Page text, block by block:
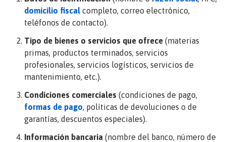
domicilio fiscal completo, correo electrónico,
teléfonos de contacto).
Tipo de bienes o servicios que ofrece (materias
primas, productos terminados, servicios
profesionales, servicios logísticos, servicios de
mantenimiento, etc.).
Condiciones comerciales (condiciones de pago,
formas de pago, políticas de devoluciones o de
garantías, descuentos especiales).
Información bancaria (nombre del banco, número de